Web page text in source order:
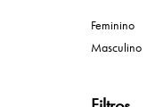
Feminino
Masculino